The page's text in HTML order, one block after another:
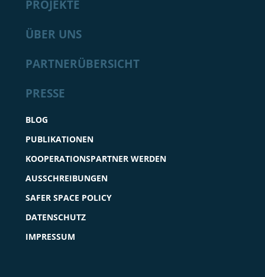
PROJEKTE
ÜBER UNS
PARTNERÜBERSICHT
PRESSE
BLOG
PUBLIKATIONEN
KOOPERATIONSPARTNER WERDEN
AUSSCHREIBUNGEN
SAFER SPACE POLICY
DATENSCHUTZ
IMPRESSUM